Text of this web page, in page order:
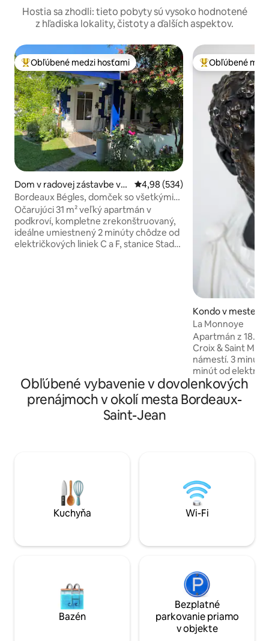
Hostia sa zhodli: tieto pobyty sú vysoko hodnotené
z hľadiska lokality, čistoty a ďalších aspektov.
Najobľúbenejšie medzi hosťami
Obľúbené medzi hosťami
Dom v radovej zástavbe v
meste Bègles
Priemerné ohodnotenie 4,98 z
4,98 (534)
Bordeaux Bégles, domček so všetkými
vymoženosťami
Očarujúci 31 m² veľký apartmán v
podkroví, kompletne zrekonštruovaný,
ideálne umiestnený 2 minúty chôdze od
električkových liniek C a F, stanice Stade
Najobľúbenejšie
Obľúbené
Kondo v meste
La Monnoye
Apartmán z 18.
Croix & Saint
námestí. 3
minút od
& D. Výhľad na
vežu Saint Michel. 70 m ² nedávno
zrekonštruované
espresso a
Obľúbené vybavenie v dovolenkových
prenájmoch v okolí mesta Bordeaux-
Saint-Jean
Kuchyňa Wi-Fi
Bazén
Bezplatné
parkovanie priamo
v objekte